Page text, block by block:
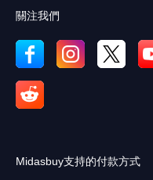
關注我們
Midasbuy支持的付款方式